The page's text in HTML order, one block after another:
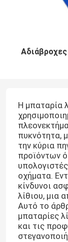
Η μπαταρία
πυκνότητα,
την κύρια
προϊόντων
οχήματα.
κίνδυνοι
λίθιου, μια
Αυτό το
μπαταρίες
και τις